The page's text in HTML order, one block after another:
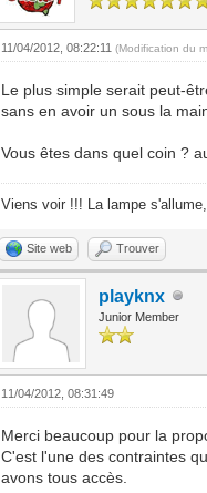
11/04/2012, 08:22:11(Modification du
Le plus simple serait peut-
sans en avoir un sous la
Vous êtes dans quel coin ?
Viens voir !!! La lampe
Site web Trouver
playknx
Junior Member
11/04/2012, 08:31:49
Merci beaucoup pour la
C'est l'une des contraintes
avons tous accès.